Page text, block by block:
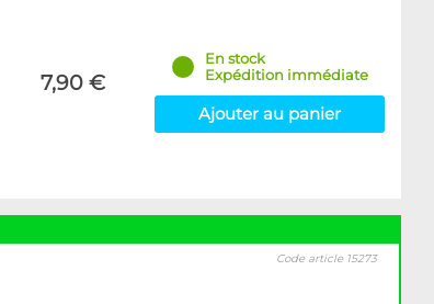
7,90 €
En stock
Expédition immédiate
Ajouter au panier
Code article 15273